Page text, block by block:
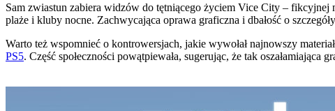
Sam zwiastun zabiera widzów do tętniącego życiem Vice City –
plaże i kluby nocne. Zachwycająca oprawa graficzna i dbałość o
Warto też wspomnieć o kontrowersjach, jakie wywołał najnowszy
PS5. Część społeczności powątpiewała, sugerując, że tak oszałamiająca